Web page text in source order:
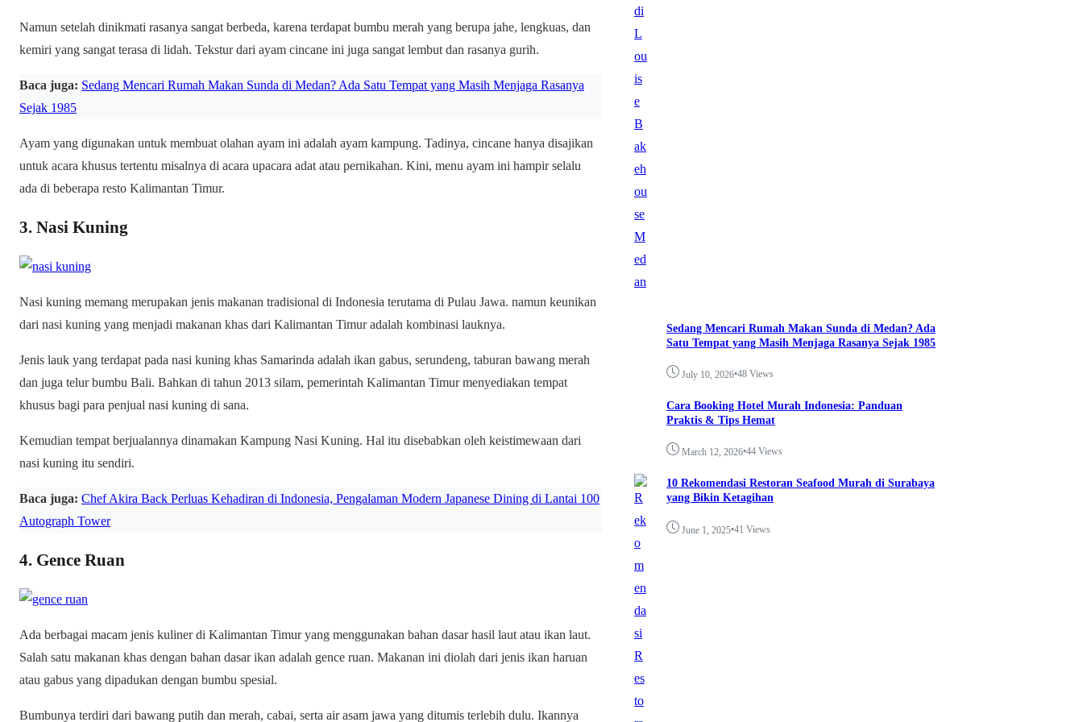
Namun setelah dinikmati rasanya sangat berbeda, karena terdapat bumbu merah yang berupa jahe, lengkuas, dan
kemiri yang sangat terasa di lidah. Tekstur dari ayam cincane ini juga sangat lembut dan rasanya gurih.
Baca juga: Sedang Mencari Rumah Makan Sunda di Medan? Ada Satu Tempat yang Masih Menjaga Rasanya
Sejak 1985
Ayam yang digunakan untuk membuat olahan ayam ini adalah ayam kampung. Tadinya, cincane hanya disajikan
untuk acara khusus tertentu misalnya di acara upacara adat atau pernikahan. Kini, menu ayam ini hampir selalu
ada di beberapa resto Kalimantan Timur.
3. Nasi Kuning
Nasi kuning memang merupakan jenis makanan tradisional di Indonesia terutama di Pulau Jawa. namun keunikan
dari nasi kuning yang menjadi makanan khas dari Kalimantan Timur adalah kombinasi lauknya.
Jenis lauk yang terdapat pada nasi kuning khas Samarinda adalah ikan gabus, serundeng, taburan bawang merah
dan juga telur bumbu Bali. Bahkan di tahun 2013 silam, pemerintah Kalimantan Timur menyediakan tempat
khusus bagi para penjual nasi kuning di sana.
Kemudian tempat berjualannya dinamakan Kampung Nasi Kuning. Hal itu disebabkan oleh keistimewaan dari
nasi kuning itu sendiri.
Baca juga: Chef Akira Back Perluas Kehadiran di Indonesia, Pengalaman Modern Japanese Dining di Lantai 100
Autograph Tower
4. Gence Ruan
Ada berbagai macam jenis kuliner di Kalimantan Timur yang menggunakan bahan dasar hasil laut atau ikan laut.
Salah satu makanan khas dengan bahan dasar ikan adalah gence ruan. Makanan ini diolah dari jenis ikan haruan
atau gabus yang dipadukan dengan bumbu spesial.
Bumbunya terdiri dari bawang putih dan merah, cabai, serta air asam jawa yang ditumis terlebih dulu. Ikannya
Sedang Mencari Rumah Makan Sunda di Medan? Ada
Satu Tempat yang Masih Menjaga Rasanya Sejak 1985
July 10, 2026•48 Views
Cara Booking Hotel Murah Indonesia: Panduan
Praktis & Tips Hemat
March 12, 2026•44 Views
10 Rekomendasi Restoran Seafood Murah di Surabaya
yang Bikin Ketagihan
June 1, 2025•41 Views